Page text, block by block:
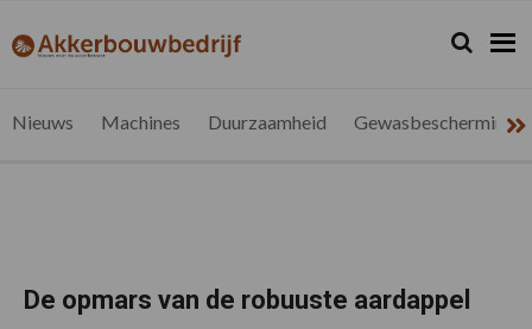
de
de
de
de
akkerbouwbedrijf.be
Nieuws
Zoeken...
Zoek
Nieuws Machines Duurzaamheid Gewasbescherming
De opmars van de robuuste aardappel